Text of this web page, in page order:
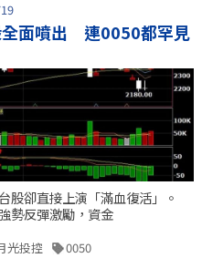
全面噴出 連0050都罕見
股卻直接上演「滿血復活」。
勢反彈激勵，資金
光投控 0050